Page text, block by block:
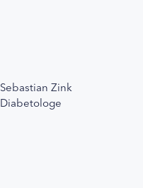
Sebastian Zink
Diabetologe